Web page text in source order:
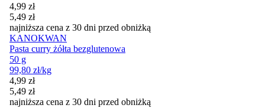
Cena promocyjna
4,99 zł
5,49 zł
najniższa cena z 30 dni przed obniżką
KANOKWAN
Pasta curry żółta bezglutenowa
50 g
99,80 zł/kg
Cena promocyjna
4,99 zł
5,49 zł
najniższa cena z 30 dni przed obniżką